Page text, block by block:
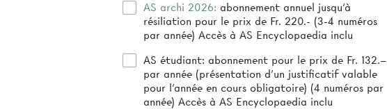
AS archi 2026: abonnement annuel jusqu’à
résiliation pour le prix de Fr. 220.- (3-4 numéros
par année) Accès à AS Encyclopaedia inclu
AS étudiant: abonnement pour le prix de Fr. 132.–
par année (présentation d’un justificatif valable
pour l’année en cours obligatoire) (4 numéros par
année) Accès à AS Encyclopaedia inclu